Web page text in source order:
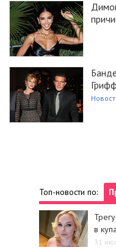
Топ-новости по:
в
31